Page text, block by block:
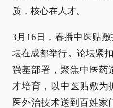
质，核心在人才。
3月16日，春播中医贴
坛在成都举行。论坛紧
强基部署，聚焦中医药
才培育，以中医贴敷为
医外治技术送到百姓家